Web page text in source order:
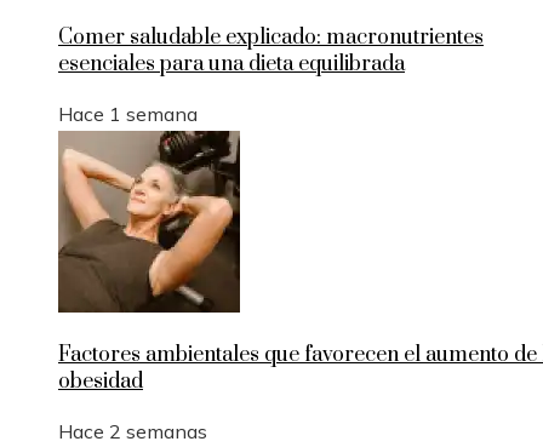
Comer saludable explicado: macronutrientes
esenciales para una dieta equilibrada
Hace 1 semana
Factores ambientales que favorecen el aumento de
obesidad
Hace 2 semanas